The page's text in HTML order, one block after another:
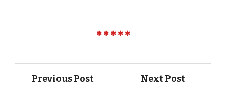
Previous Post
Next Post